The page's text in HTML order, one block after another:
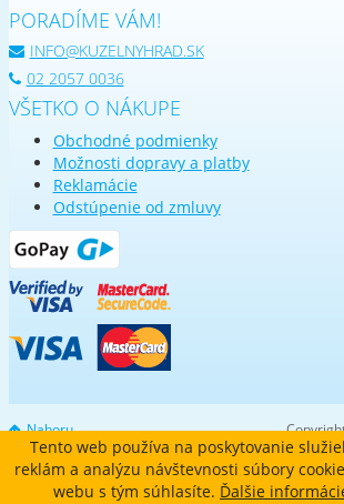
PORADÍME VÁM!
INFO@KUZELNYHRAD.SK
02 2057 0036
VŠETKO O NÁKUPE
Obchodné podmienky
Možnosti dopravy a platby
Reklamácie
Odstúpenie od zmluvy
Nahoru
Tento web používa na poskytovanie
reklám a analýzu návštevnosti súbory
webu s tým súhlasíte. Ďalšie